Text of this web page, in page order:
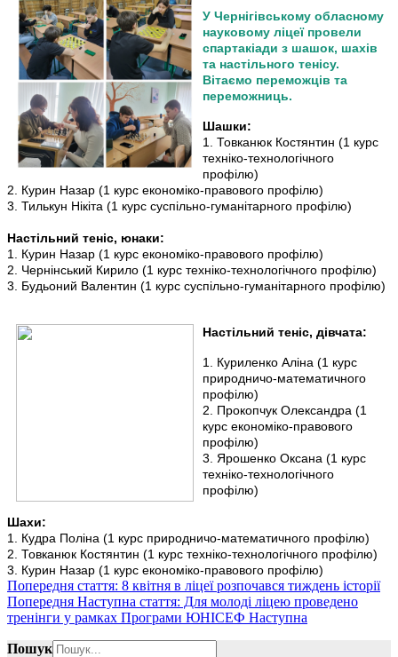
У Чернігівському обласному
науковому ліцеї провели
спартакіади з шашок, шахів
та настільного тенісу.
Вітаємо переможців та
переможниць.
Шашки:
1. Товканюк Костянтин (1 курс
техніко-технологічного
профілю)
2. Курин Назар (1 курс економіко-правового профілю)
3. Тилькун Нікіта (1 курс суспільно-гуманітарного профілю)
Настільний теніс, юнаки:
1. Курин Назар (1 курс економіко-правового профілю)
2. Чернінський Кирило (1 курс техніко-технологічного профілю)
3. Будьоний Валентин (1 курс суспільно-гуманітарного профілю)
Настільний теніс, дівчата:
1. Куриленко Аліна (1 курс
природничо-математичного
профілю)
2. Прокопчук Олександра (1
курс економіко-правового
профілю)
3. Ярошенко Оксана (1 курс
техніко-технологічного
профілю)
Шахи:
1. Кудра Поліна (1 курс природничо-математичного профілю)
2. Товканюк Костянтин (1 курс техніко-технологічного профілю)
3. Курин Назар (1 курс економіко-правового профілю)
Попередня стаття: 8 квітня в ліцеї розпочався тиждень історії
Попередня Наступна стаття: Для молоді ліцею проведено
тренінги у рамках Програми ЮНІСЕФ Наступна
Пошук